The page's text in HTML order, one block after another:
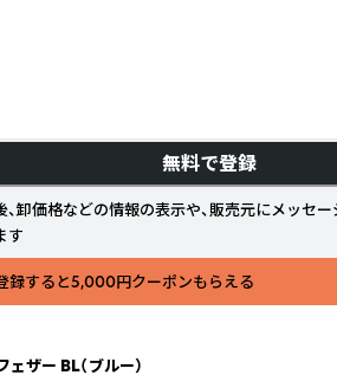
無料で登録
、卸価格などの情報の表示や、販売元にメッセ
す
登録すると5,000円クーポンもらえる
ー BL（ブルー）